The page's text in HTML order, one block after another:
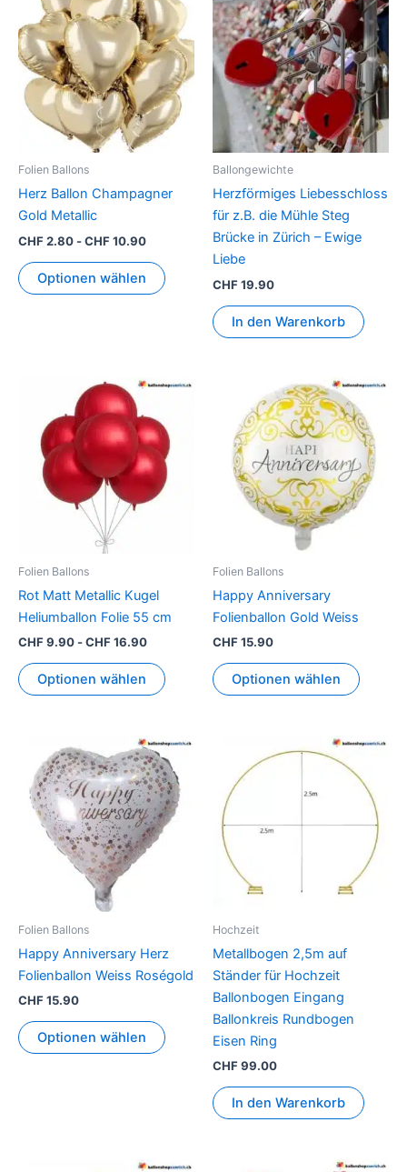
Folien Ballons
Herz Ballon Champagner
Gold Metallic
CHF2.80 -CHF10.90
Optionen wählen
Ballongewichte
Herzförmiges Liebesschloss
für z.B. die Mühle Steg
Brücke in Zürich – Ewige
Liebe
CHF19.90
In den Warenkorb
Folien Ballons
Rot Matt Metallic Kugel
Heliumballon Folie 55 cm
CHF9.90 -CHF16.90
Optionen wählen
Folien Ballons
Happy Anniversary
Folienballon Gold Weiss
CHF15.90
Optionen wählen
Folien Ballons
Happy Anniversary Herz
Folienballon Weiss Roségold
CHF15.90
Optionen wählen
Hochzeit
Metallbogen 2,5m auf
Ständer für Hochzeit
Ballonbogen Eingang
Ballonkreis Rundbogen
Eisen Ring
CHF99.00
In den Warenkorb